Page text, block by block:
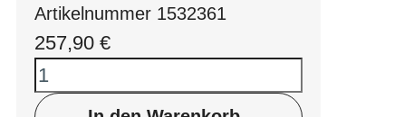
Artikelnummer 1532361
257,90 €